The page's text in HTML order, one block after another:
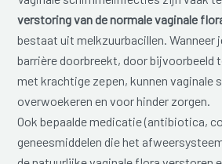
verstoring van de normale vaginale
bestaat uit melkzuurbacillen. Wanneer
barrière doorbreekt, door bijvoorbeeld
met krachtige zepen, kunnen vaginale
overwoekeren en voor hinder zorgen.
Ook bepaalde medicatie (antibiotica,
geneesmiddelen die het